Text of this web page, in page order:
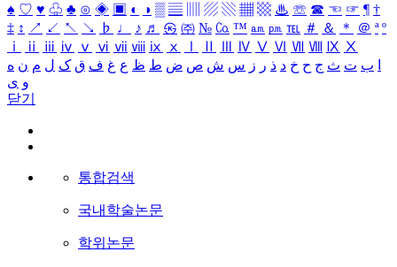
♠ ♡ ♥ ♧ ♣ ⊙ ◈ ▣ ◐ ◑ ▒ ▤ ▨ ▧ ▦ ▩ ♨ ☏ ☎ ☜ ☞ ¶ †
‡ ↕ ↗ ↙ ↖ ↘ ♭ ♩ ♪ ♬ ㉿ ㈜ № ㏇ ™ ㏂ ㏘ ℡ ＃ ＆ ＊ ＠ ª º
ⅰ
ⅱ ⅲ ⅳ ⅴ ⅵ ⅶ ⅷ ⅸ ⅹ Ⅳ Ⅴ Ⅵ Ⅶ Ⅷ Ⅸ Ⅹ
ب ت ث ج ح خ د ذ ر ز س ش ص ض ط ظ ع غ ف ق ک ل م ن ه
و ی
닫기
통합검색
국내학술논문
학위논문